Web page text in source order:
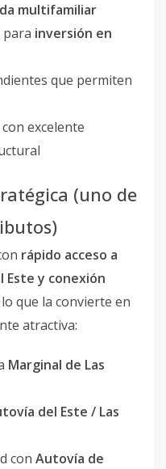
multifamiliar
para inversión en
que permiten
excelente
(uno de
rápido acceso a
Este y conexión
lo que la convierte en
atractiva:
Marginal de Las
del Este / Las
con Autovía de